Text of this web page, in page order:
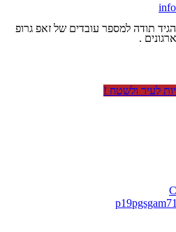
תודה למספר עובדים של זאפ גרופ
.
לעיר ולשטח !